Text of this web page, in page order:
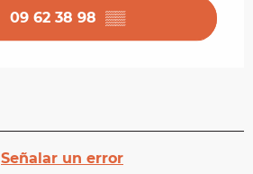
09 62 38 98 ▒▒
Señalar un error